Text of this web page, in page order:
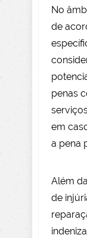
No
de
penas
em
a pena
Além
de